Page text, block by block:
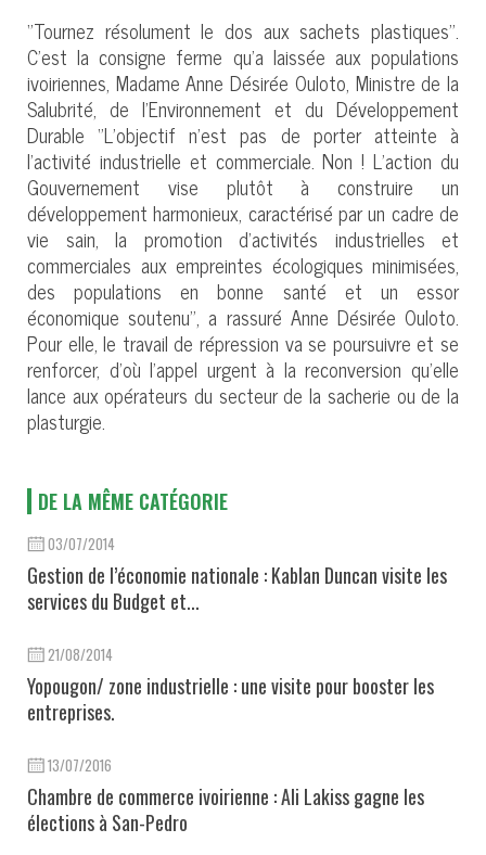
‘’Tournez résolument le dos aux sachets plastiques’’.
C’est la consigne ferme qu’a laissée aux populations
ivoiriennes, Madame Anne Désirée Ouloto, Ministre de la
Salubrité, de l’Environnement et du Développement
Durable ‘’L’objectif n’est pas de porter atteinte à
l’activité industrielle et commerciale. Non ! L’action du
Gouvernement vise plutôt à construire un
développement harmonieux, caractérisé par un cadre de
vie sain, la promotion d’activités industrielles et
commerciales aux empreintes écologiques minimisées,
des populations en bonne santé et un essor
économique soutenu’’, a rassuré Anne Désirée Ouloto.
Pour elle, le travail de répression va se poursuivre et se
renforcer, d’où l’appel urgent à la reconversion qu’elle
lance aux opérateurs du secteur de la sacherie ou de la
plasturgie.
DE LA MÊME CATÉGORIE
03/07/2014
Gestion de l’économie nationale : Kablan Duncan visite les
services du Budget et...
21/08/2014
Yopougon/ zone industrielle : une visite pour booster les
entreprises.
13/07/2016
Chambre de commerce ivoirienne : Ali Lakiss gagne les
élections à San-Pedro